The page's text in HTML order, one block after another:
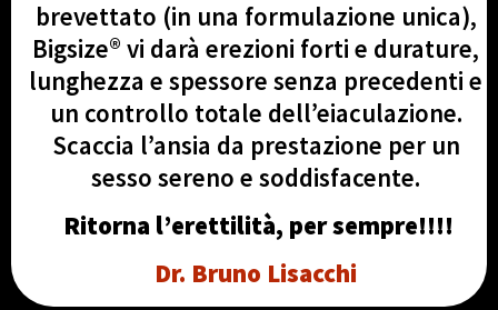
brevettato (in una formulazione unica),
Bigsize® vi darà erezioni forti e durature,
lunghezza e spessore senza precedenti e
un controllo totale dell’eiaculazione.
Scaccia l’ansia da prestazione per un
sesso sereno e soddisfacente.
Ritorna l’erettilità, per sempre!!!!
Dr. Bruno Lisacchi